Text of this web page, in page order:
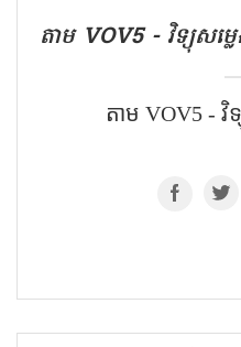
តាម VOV5 - វិទ្យុសម្
តាម VOV5 -